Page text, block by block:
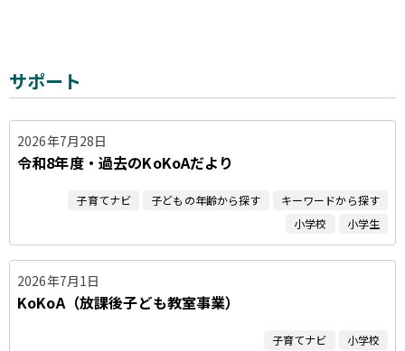
サポート
2026年7月28日
令和8年度・過去のKoKoAだより
子育てナビ 子どもの年齢から探す
キーワードから探す
小学校
小学生
2026年7月1日
KoKoA（放課後子ども教室事業）
子育てナビ 小学校